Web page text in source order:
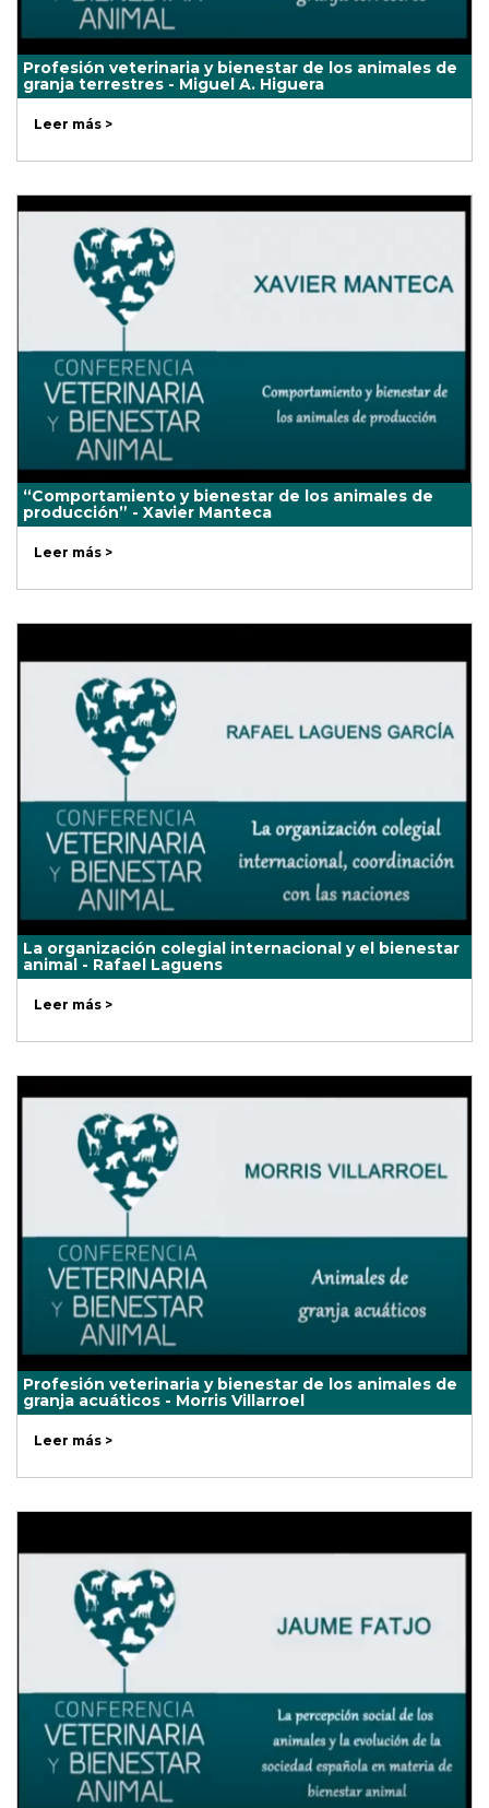
Profesión veterinaria y bienestar de los animales de
granja terrestres - Miguel A. Higuera
Leer más >
“Comportamiento y bienestar de los animales de
producción” - Xavier Manteca
Leer más >
La organización colegial internacional y el bienestar
animal - Rafael Laguens
Leer más >
Profesión veterinaria y bienestar de los animales de
granja acuáticos - Morris Villarroel
Leer más >